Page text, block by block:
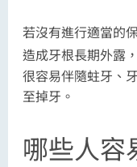
若沒有進行適當的
造成牙根長期外露
很容易伴隨蛀牙、
至掉牙。
哪些人容